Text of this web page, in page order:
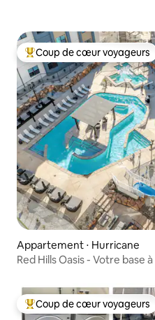
Coups de cœur voyageurs
Coup de cœur voyageurs
Appartement ⋅ Hurricane
Red Hills Oasis - Votre base
Coups de cœur voyageurs
Coup de cœur voyageurs